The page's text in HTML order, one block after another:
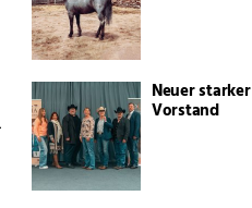
Neuer starker
Vorstand